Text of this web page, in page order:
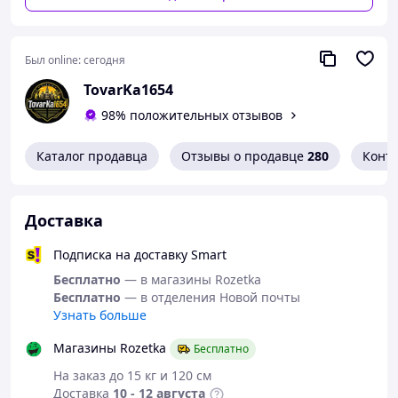
На локтевой части есть карман для налокотника, на
липучке.
Манжеты прямые, позволяющие закатывать рукава
разными способами. Также на манжете предусмотрена
Был online:сегодня
TovarKa1654
98% положительных отзывов
Каталог продавца Отзывы о продавце 280
Доставка
Подписка на доставку Smart
Бесплатно — в магазины Rozetka
Бесплатно — в отделения Новой почты
Узнать больше
Магазины Rozetka
Бесплатно
На заказ до 15 кг и 120 см
Доставка 10 - 12 августа